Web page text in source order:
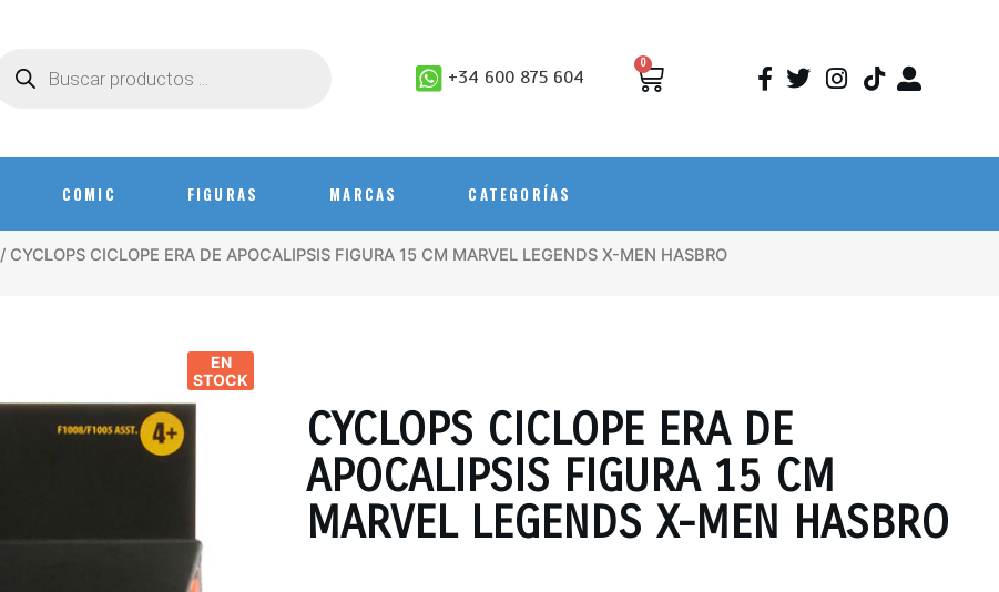
+34 600 875 604
0
COMIC FIGURAS MARCAS CATEGORÍAS
/ CYCLOPS CICLOPE ERA DE APOCALIPSIS FIGURA 15 CM MARVEL LEGENDS X-MEN HASBRO
EN
STOCK
CYCLOPS CICLOPE ERA DE
APOCALIPSIS FIGURA 15 CM
MARVEL LEGENDS X-MEN HASBRO